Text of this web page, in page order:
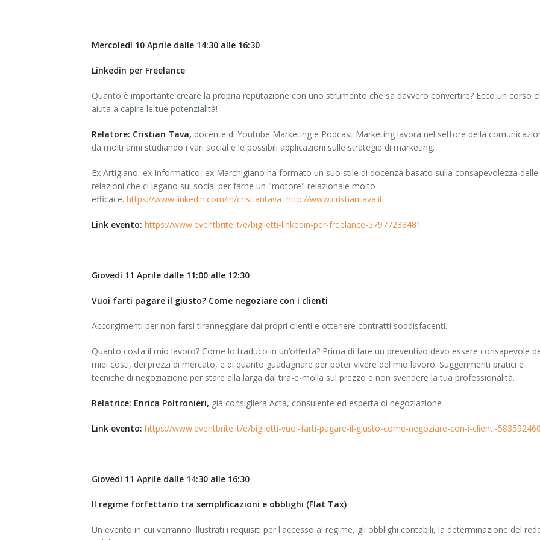
Mercoledì 10 Aprile dalle 14:30 alle 16:30
Linkedin per Freelance
Quanto è importante creare la propria reputazione con uno strumento che sa davvero convertire? Ecco un corso
aiuta a capire le tue potenzialità!
Relatore: Cristian Tava, docente di Youtube Marketing e Podcast Marketing lavora nel settore della
da molti anni studiando i vari social e le possibili applicazioni sulle strategie di marketing.
Ex Artigiano, ex Informatico, ex Marchigiano ha formato un suo stile di docenza basato sulla consapevolezza delle
relazioni che ci legano sui social per farne un "motore" relazionale molto
efficace. https://www.linkedin.com/in/cristiantava http://www.cristiantava.it
Link evento: https://www.eventbrite.it/e/biglietti-linkedin-per-freelance-57977238481
Giovedì 11 Aprile dalle 11:00 alle 12:30
Vuoi farti pagare il giusto? Come negoziare con i clienti
Accorgimenti per non farsi tiranneggiare dai propri clienti e ottenere contratti soddisfacenti.
Quanto costa il mio lavoro? Come lo traduco in un’offerta? Prima di fare un preventivo devo essere consapevole
miei costi, dei prezzi di mercato, e di quanto guadagnare per poter vivere del mio lavoro. Suggerimenti pratici e
tecniche di negoziazione per stare alla larga dal tira-e-molla sul prezzo e non svendere la tua professionalità.
Relatrice: Enrica Poltronieri, già consigliera Acta, consulente ed esperta di negoziazione
Link evento: https://www.eventbrite.it/e/biglietti-vuoi-farti-pagare-il-giusto-come-negoziare-con-i-clienti-
Giovedì 11 Aprile dalle 14:30 alle 16:30
Il regime forfettario tra semplificazioni e obblighi (Flat Tax)
Un evento in cui verranno illustrati i requisiti per l'accesso al regime, gli obblighi contabili, la determinazione del